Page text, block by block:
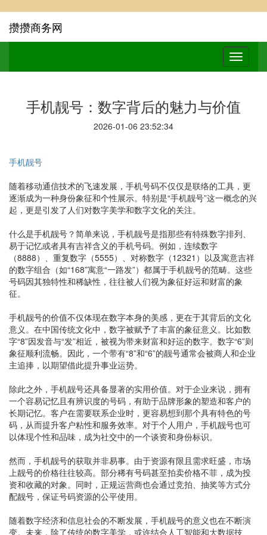
攒攒商务网
手机靓号：数字背后的魅力与价值
2026-01-06 23:52:34
手机靓号
随着移动通信技术的飞速发展，手机号码不仅仅是联络的工具，更
逐渐成为一种身份象征和个性展示。特别是“手机靓号”这一概念的兴
起，更是引发了人们对数字美学和数字文化的关注。
什么是手机靓号？简单来说，手机靓号是指那些有特殊数字排列、
易于记忆或者具有吉祥含义的手机号码。例如，连续数字
（8888）、重复数字（5555）、对称数字（12321）以及寓意吉祥
的数字组合（如“168”寓意“一路发”）都属于手机靓号的范畴。这些
号码因其独特性和稀缺性，往往被人们视为象征好运和财富的象
征。
手机靓号的价值不仅体现在数字本身的美感，更在于其背后的文化
意义。在中国传统文化中，数字被赋予了丰富的象征意义。比如数
字“8”因发音与“发”相近，被视为带来财富和好运的数字。数字“6”则
象征顺利流畅。因此，一个带有“8”和“6”的靓号通常会被商人和企业
主追捧，以期望借此提升事业运势。
除此之外，手机靓号还具备显著的实用价值。对于企业来说，拥有
一个容易记忆且有辨识度的号码，有助于品牌形象的塑造和客户的
长期记忆。客户在需要联系企业时，更容易想到那个具有特色的号
码，从而提升客户粘性和服务效率。对于个人用户，手机靓号也可
以体现个性和品味，成为社交中的一个谈资和身份标识。
然而，手机靓号的获取并非易事。由于资源有限且需求旺盛，市场
上靓号的价格往往较高。部分稀有号码甚至拍卖价格不菲，成为投
资和收藏的对象。同时，正规运营商也会通过竞拍、抽奖等方式分
配靓号，保证号码资源的公平使用。
随着数字经济和信息社会的不断发展，手机靓号的意义也在不断演
变。未来，除了传统的数字美学，或许结合人工智能和大数据技